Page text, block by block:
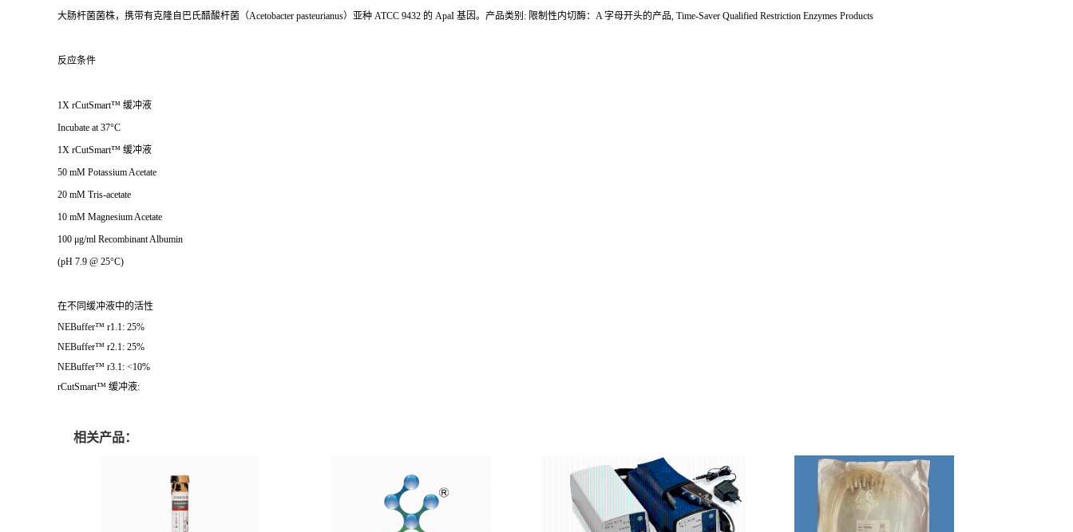
大肠杆菌菌株，携带有克隆自巴氏醋酸杆菌（Acetobacter pasteurianus）亚种 ATCC 9432 的 ApaI 基因。产品类别: 限制性内切酶：A 字母开头的产品, Time-Saver Qualified Restriction Enzymes Products
反应条件
1X rCutSmart™ 缓冲液
Incubate at 37°C
1X rCutSmart™ 缓冲液
50 mM Potassium Acetate
20 mM Tris-acetate
10 mM Magnesium Acetate
100 μg/ml Recombinant Albumin
(pH 7.9 @ 25°C)
在不同缓冲液中的活性
NEBuffer™ r1.1: 25%
NEBuffer™ r2.1: 25%
NEBuffer™ r3.1: <10%
rCutSmart™ 缓冲液:
相关产品：